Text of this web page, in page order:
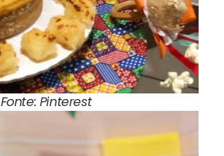
Fonte: Pinterest